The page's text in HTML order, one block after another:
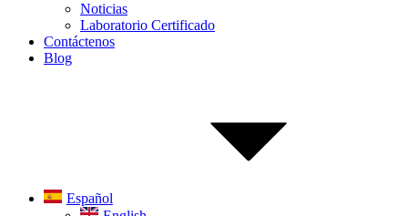
Noticias
Laboratorio Certificado
Contáctenos
Blog
Español